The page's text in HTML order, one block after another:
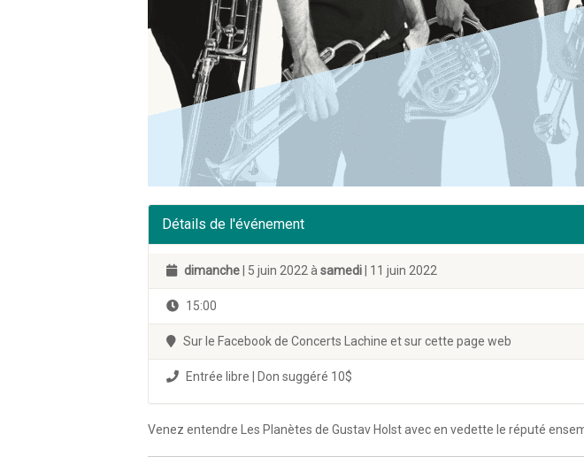
Détails de l'événement
dimanche | 5 juin 2022 à samedi | 11 juin 2022
15:00
Sur le Facebook de Concerts Lachine et sur cette page web
Entrée libre | Don suggéré 10$
Venez entendre Les Planètes de Gustav Holst avec en vedette le réputé